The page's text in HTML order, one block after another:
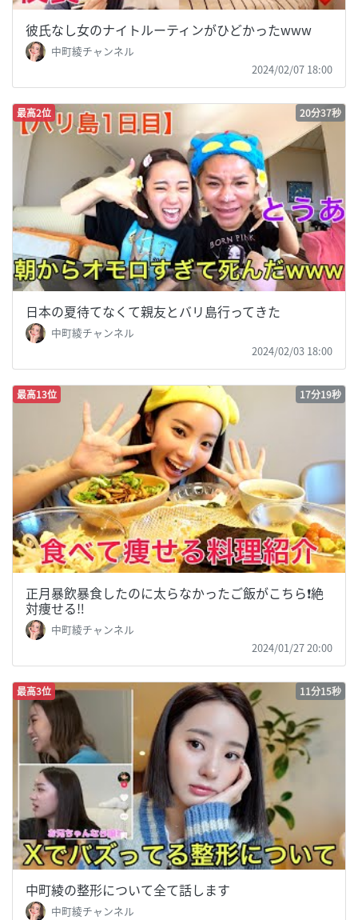
彼氏なし女のナイトルーティンがひどかったwww
中町綾チャンネル
2024/02/07 18:00
最高2位 20分37秒
日本の夏待てなくて親友とバリ島行ってきた
中町綾チャンネル
2024/02/03 18:00
最高13位 17分19秒
正月暴飲暴食したのに太らなかったご飯がこちら❗️絶
対痩せる‼︎
中町綾チャンネル
2024/01/27 20:00
最高3位 11分15秒
中町綾の整形について全て話します
中町綾チャンネル